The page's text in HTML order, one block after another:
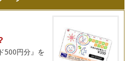
500円分』を